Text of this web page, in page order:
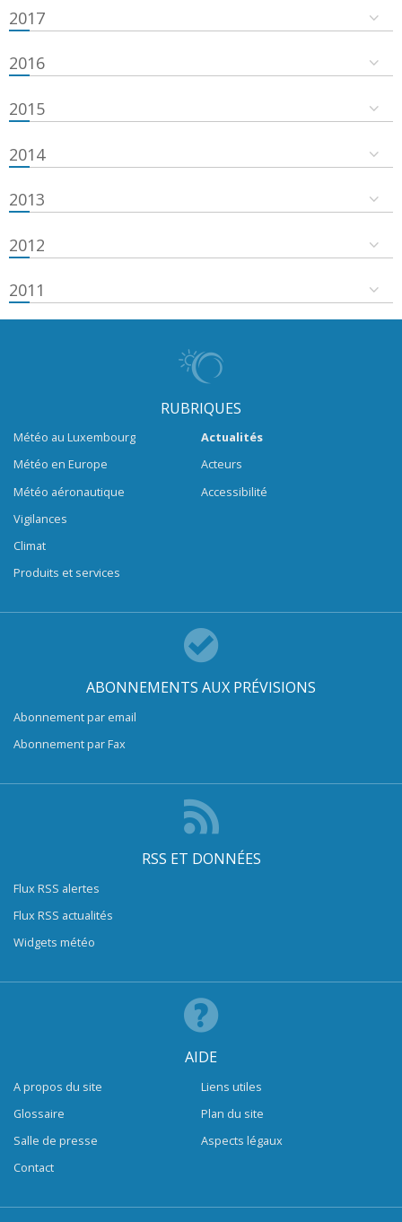
2017
2016
2015
2014
2013
2012
2011
RUBRIQUES
Météo au Luxembourg
Météo en Europe
Météo aéronautique
Vigilances
Climat
Produits et services
Actualités
Acteurs
Accessibilité
ABONNEMENTS AUX PRÉVISIONS
Abonnement par email
Abonnement par Fax
RSS ET DONNÉES
Flux RSS alertes
Flux RSS actualités
Widgets météo
AIDE
A propos du site
Glossaire
Salle de presse
Contact
Liens utiles
Plan du site
Aspects légaux